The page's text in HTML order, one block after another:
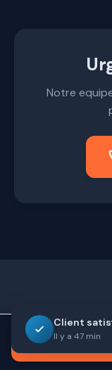
Notre
Serrurier du
Client
Il y a 47 min